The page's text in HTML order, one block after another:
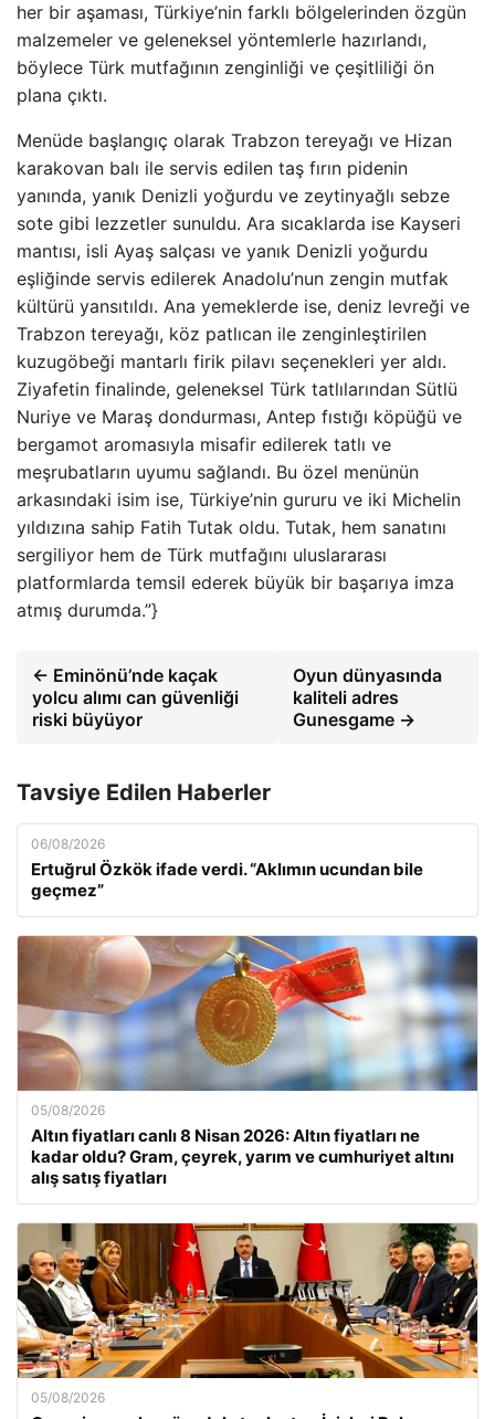
her bir aşaması, Türkiye’nin farklı bölgelerinden özgün
malzemeler ve geleneksel yöntemlerle hazırlandı,
böylece Türk mutfağının zenginliği ve çeşitliliği ön
plana çıktı.
Menüde başlangıç olarak Trabzon tereyağı ve Hizan
karakovan balı ile servis edilen taş fırın pidenin
yanında, yanık Denizli yoğurdu ve zeytinyağlı sebze
sote gibi lezzetler sunuldu. Ara sıcaklarda ise Kayseri
mantısı, isli Ayaş salçası ve yanık Denizli yoğurdu
eşliğinde servis edilerek Anadolu’nun zengin mutfak
kültürü yansıtıldı. Ana yemeklerde ise, deniz levreği ve
Trabzon tereyağı, köz patlıcan ile zenginleştirilen
kuzugöbeği mantarlı firik pilavı seçenekleri yer aldı.
Ziyafetin finalinde, geleneksel Türk tatlılarından Sütlü
Nuriye ve Maraş dondurması, Antep fıstığı köpüğü ve
bergamot aromasıyla misafir edilerek tatlı ve
meşrubatların uyumu sağlandı. Bu özel menünün
arkasındaki isim ise, Türkiye’nin gururu ve iki Michelin
yıldızına sahip Fatih Tutak oldu. Tutak, hem sanatını
sergiliyor hem de Türk mutfağını uluslararası
platformlarda temsil ederek büyük bir başarıya imza
atmış durumda.”}
← Eminönü’nde kaçak
yolcu alımı can güvenliği
riski büyüyor
Oyun dünyasında
kaliteli adres
Gunesgame →
Tavsiye Edilen Haberler
06/08/2026
Ertuğrul Özkök ifade verdi. “Aklımın ucundan bile
geçmez”
05/08/2026
Altın fiyatları canlı 8 Nisan 2026: Altın fiyatları ne
kadar oldu? Gram, çeyrek, yarım ve cumhuriyet altını
alış satış fiyatları
05/08/2026